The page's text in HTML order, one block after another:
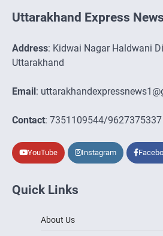
Uttarakhand Express News
Address: Kidwai Nagar Haldwani
Uttarakhand
Email:
Contact: 7351109544/9627375337
YouTube Instagram
Quick Links
About Us